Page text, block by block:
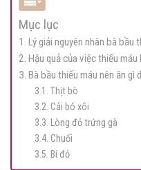
Mục lục
1. Lý giải nguyên nhân bà bầu
2. Hậu quả của việc thiếu máu
3. Bà bầu thiếu máu nên ăn gì
3.1. Thịt bò
3.2. Cải bó xôi
3.3. Lòng đỏ trứng gà
3.4. Chuối
3.5. Bí đỏ